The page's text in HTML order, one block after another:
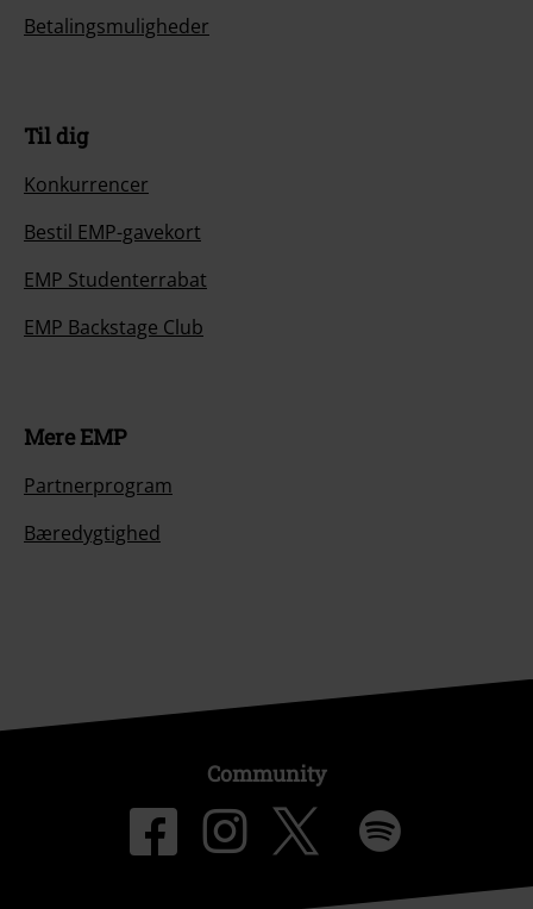
Betalingsmuligheder
Til dig
Konkurrencer
Bestil EMP-gavekort
EMP Studenterrabat
EMP Backstage Club
Mere EMP
Partnerprogram
Bæredygtighed
Community